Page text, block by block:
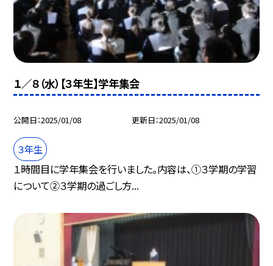
１／８（水）【３年生】学年集会
公開日 2025/01/08 更新日 2025/01/08
３年生
１時間目に学年集会を行いました。内容は、①３学期の学習
について②３学期の過ごし方...